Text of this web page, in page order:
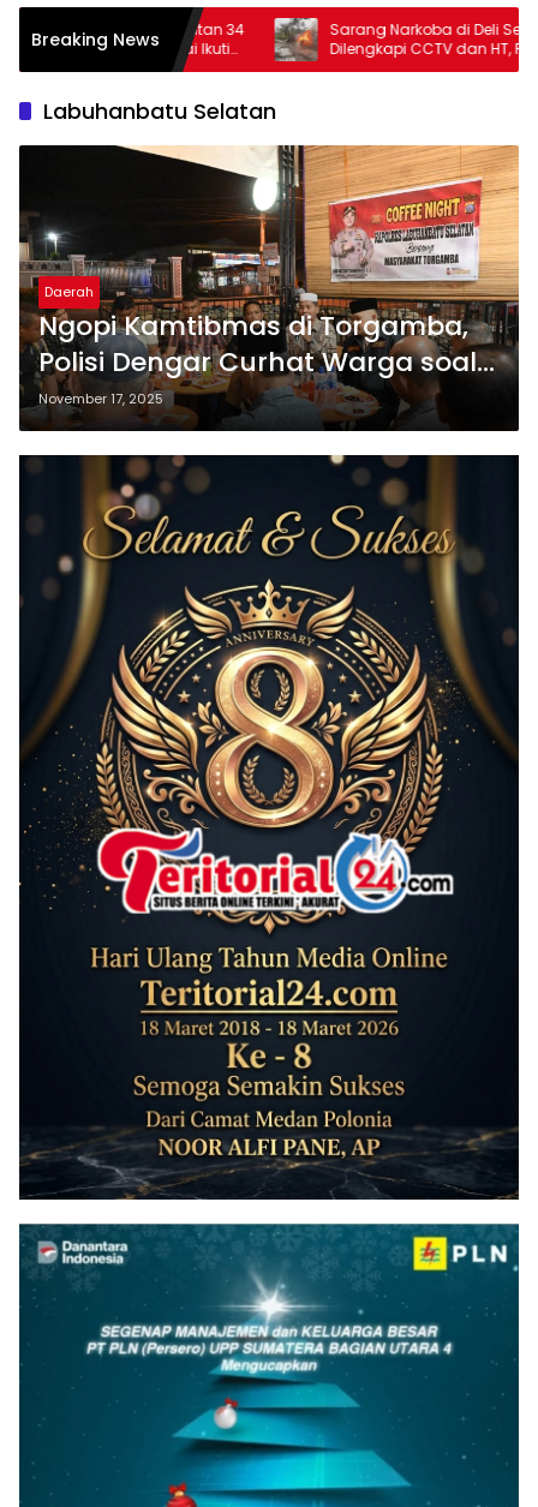
Breaking News
34
Ikuti
Sarang Narkoba di Deli Serdang
Dilengkapi CCTV dan HT, Polisi Ringkus 1
Orang
Labuhanbatu Selatan
Daerah
Ngopi Kamtibmas di Torgamba,
Polisi Dengar Curhat Warga soal
Curanmor hingga Balap Liar
November 17, 2025